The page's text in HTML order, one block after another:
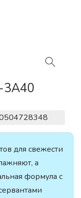
3A40
для свежести
а
формула с